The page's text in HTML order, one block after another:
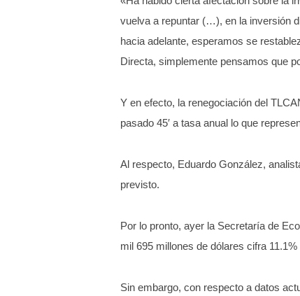
vuelva a repuntar (…), en la inversión
hacia adelante, esperamos se
Directa, simplemente pensamos que
Y en efecto, la renegociación del
pasado 45′ a tasa anual lo que
Al respecto, Eduardo González,
previsto.
Por lo pronto, ayer la Secretaría de
mil 695 millones de dólares cifra
Sin embargo, con respecto a datos